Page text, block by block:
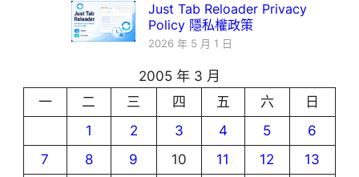
Just Tab Reloader Privacy
Policy 隱私權政策
2026 年 5 月 1 日
2005 年 3 月
一
二 三 四 五 六
日
1
2 3 4 5
6
7
8 9 10 11 12
13